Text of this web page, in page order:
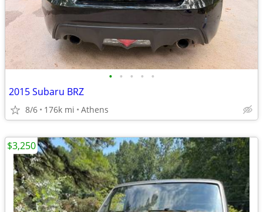
• • • • •
2015 Subaru BRZ
8/6 176k mi Athens
$3,250